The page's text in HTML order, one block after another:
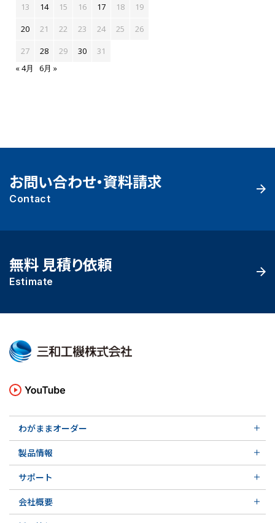
13
14 15 16 17 18
19
20
21 22 23 24 25
26
27
28 29 30
31
« 4月
6月 »
お問い合わせ・資料請求
Contact
無料 見積り依頼
Estimate
わがままオーダー
実例ご紹介
その他の導入事例
軸受け付きシールユニット
実例ご紹介
製品情報
特殊用途用メカニカルシール
メカニカルシールの不思議
サポート
実例ご紹介
会社概要